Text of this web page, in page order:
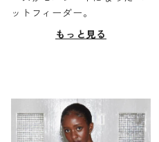
ットフィーダー。
もっと見る